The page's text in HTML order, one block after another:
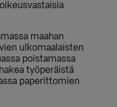
maahan
ulkomaalaisten
poistamassa
työperäistä
paperittomien